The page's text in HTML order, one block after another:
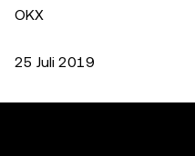
OKX
25 Juli 2019